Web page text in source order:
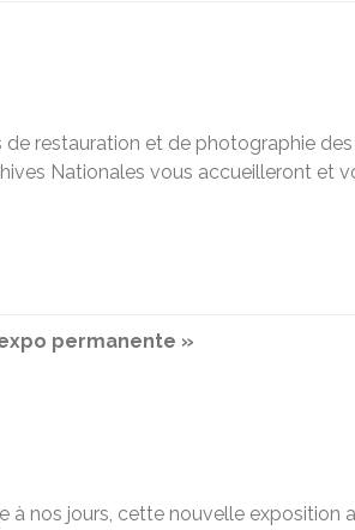
restauration et de photographie
Nationales vous accueilleront et
permanente »
nos jours, cette nouvelle exposition